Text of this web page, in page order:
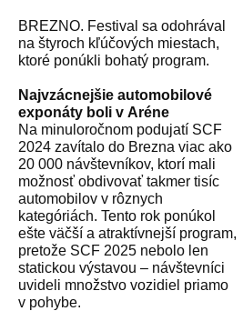
BREZNO. Festival sa odohrával
na štyroch kľúčových miestach,
ktoré ponúkli bohatý program.
Najvzácnejšie automobilové
exponáty boli v Aréne
Na minuloročnom podujatí SCF
2024 zavítalo do Brezna viac ako
20 000 návštevníkov, ktorí mali
možnosť obdivovať takmer tisíc
automobilov v rôznych
kategóriách. Tento rok ponúkol
ešte väčší a atraktívnejší program,
pretože SCF 2025 nebolo len
statickou výstavou – návštevníci
uvideli množstvo vozidiel priamo
v pohybe.